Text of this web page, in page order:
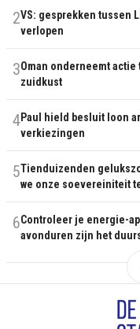
2VS: gesprekken tussen
verlopen
3Oman onderneemt
zuidkust
4Paul hield besluit loon
verkiezingen
5Tienduizenden
we onze soevereiniteit
6Controleer je energie-
avonduren zijn het